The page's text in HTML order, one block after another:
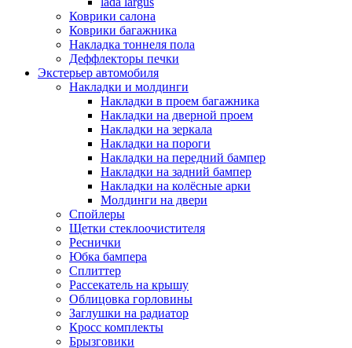
Коврики салона
Коврики багажника
Накладка тоннеля пола
Деффлекторы печки
Экстерьер автомобиля
Накладки и молдинги
Накладки в проем багажника
Накладки на дверной проем
Накладки на зеркала
Накладки на пороги
Накладки на передний бампер
Накладки на задний бампер
Накладки на колёсные арки
Молдинги на двери
Спойлеры
Щетки стеклоочистителя
Реснички
Юбка бампера
Сплиттер
Рассекатель на крышу
Облицовка горловины
Заглушки на радиатор
Кросс комплекты
Брызговики